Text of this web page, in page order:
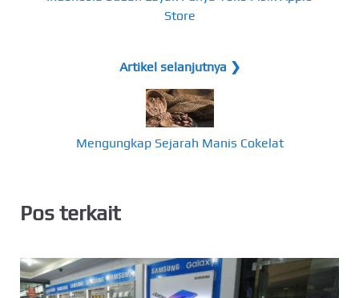
Store
Artikel selanjutnya ❯
Mengungkap Sejarah Manis Cokelat
Pos terkait